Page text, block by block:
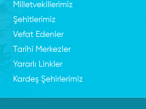
Milletvekillerimiz
Şehitlerimiz
Vefat Edenler
Tarihi Merkezler
Yararlı Linkler
Kardeş Şehirlerimiz